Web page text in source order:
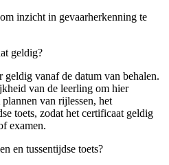
inzicht in gevaarherkenning te
geldig?
geldig vanaf de datum van behalen.
van de leerling om hier
van rijlessen, het
toets, zodat het certificaat geldig
examen.
en tussentijdse toets?